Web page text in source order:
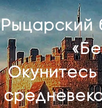
Рыцарский